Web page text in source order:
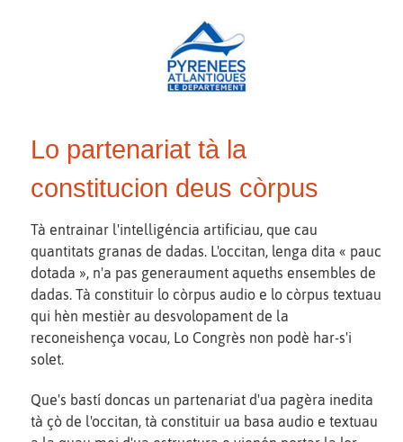
Lo partenariat tà la
constitucion deus còrpus
Tà entrainar l'intelligéncia artificiau, que cau
quantitats granas de dadas. L'occitan, lenga dita « pauc
dotada », n'a pas generaument aqueths ensembles de
dadas. Tà constituir lo còrpus audio e lo còrpus textuau
qui hèn mestièr au desvolopament de la
reconeishença vocau, Lo Congrès non podè har-s'i
solet.
Que's bastí doncas un partenariat d'ua pagèra inedita
tà çò de l'occitan, tà constituir ua basa audio e textuau